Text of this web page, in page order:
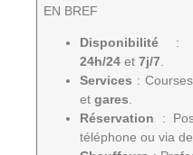
EN BREF
Disponibilité :
24h/24 et7j/7
Services :
etgares
Réservation :
téléphone ou via